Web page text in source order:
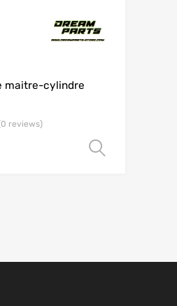
maitre-cylindre
reviews)